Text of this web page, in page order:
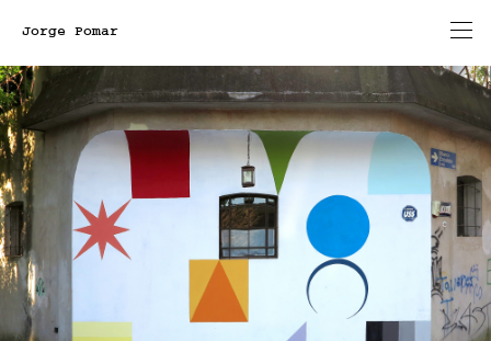
Jorge Pomar